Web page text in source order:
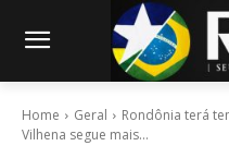
Home Geral
Rondônia terá
Vilhena segue mais...